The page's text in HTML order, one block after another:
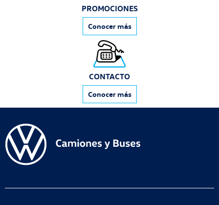
PROMOCIONES
Conocer más
CONTACTO
Conocer más